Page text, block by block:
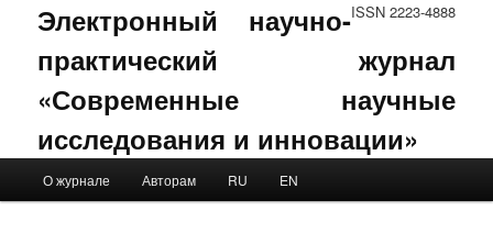
ISSN 2223-4888
Электронный научно-
практический журнал
«Современные научные
исследования и инновации»
Skip to primary content
Skip to secondary content
О журнале Авторам RU EN